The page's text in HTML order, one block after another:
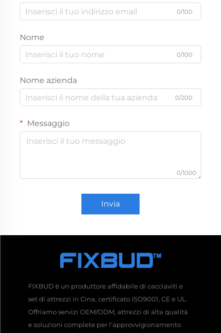
0/100
Nome
0/100
Nome azienda
0/200
Messaggio
0/1000
Invia
FIXBUD è un produttore affidabile di cacciaviti e
set di attrezzi in Cina, certificato ISO9001, CE e UL.
Offriamo servizi OEM/ODM, attrezzi di alta qualità
e soluzioni complete per l'approvvigionamento